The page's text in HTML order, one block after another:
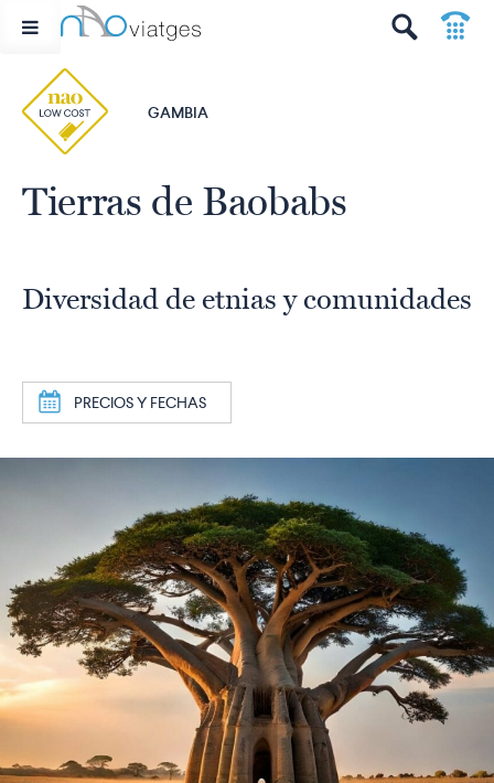
GAMBIA
Tierras de Baobabs
Diversidad de etnias y comunidades
a PRECIOS Y FECHAS
t
p